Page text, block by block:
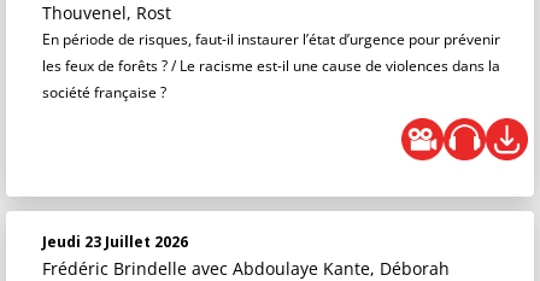
Thouvenel, Rost
En période de risques, faut-il instaurer l’état d’urgence pour prévenir
les feux de forêts ? / Le racisme est-il une cause de violences dans la
société française ?
Jeudi 23 Juillet 2026
Frédéric Brindelle avec Abdoulaye Kante, Déborah